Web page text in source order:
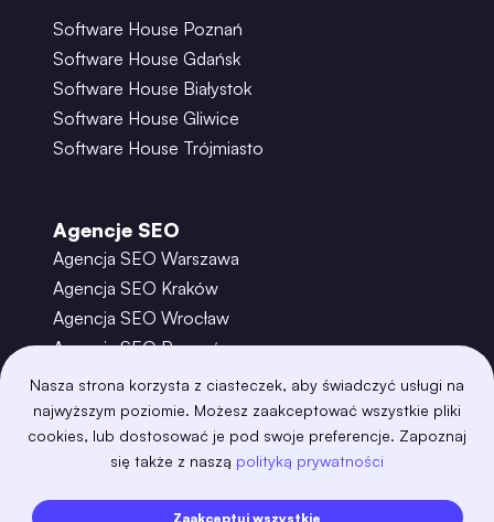
Nasza strona korzysta z ciasteczek, aby świadczyć usługi na
najwyższym poziomie. Możesz zaakceptować wszystkie pliki
cookies, lub dostosować je pod swoje preferencje. Zapoznaj
się także z naszą polityką prywatności
Zaakceptuj wszystkie
Software House Poznań
Software House Gdańsk
Software House Białystok
Software House Gliwice
Software House Trójmiasto
Agencje SEO
Agencja SEO Warszawa
Agencja SEO Kraków
Agencja SEO Wrocław
Agencja SEO Poznań
Agencja SEO Gdańsk
Agencja SEO Toruń